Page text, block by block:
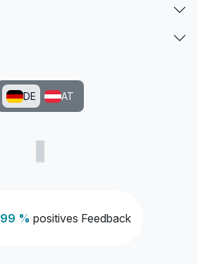
99 % positives Feedback
DE AT